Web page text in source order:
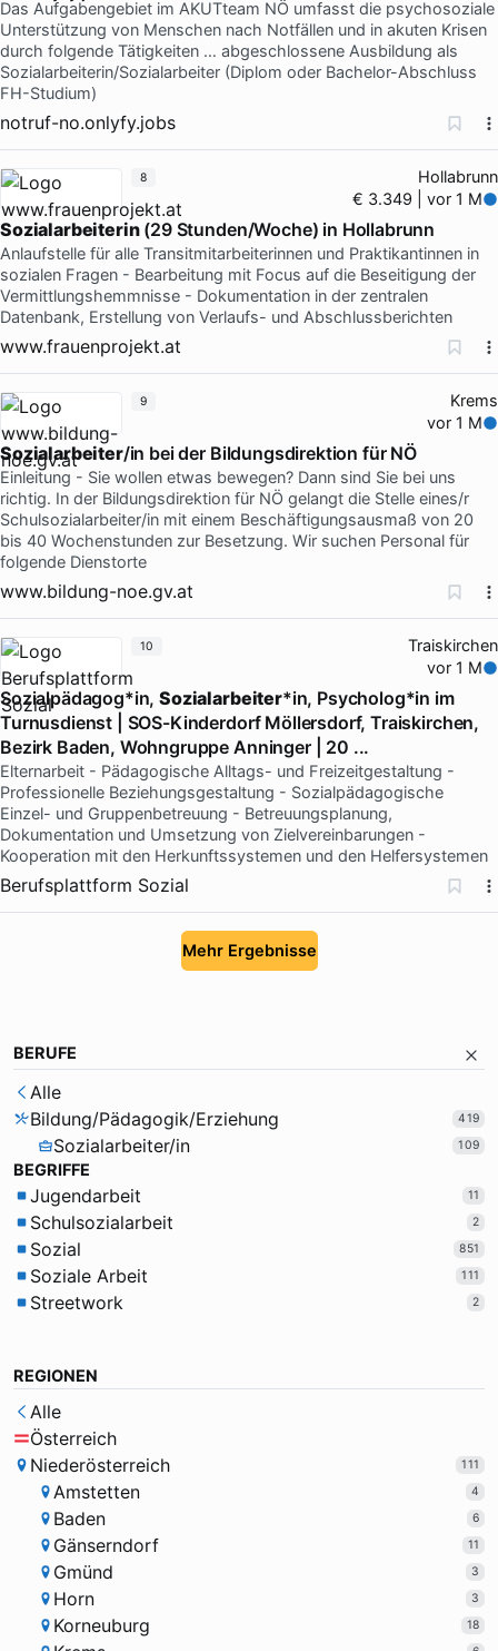
Das Aufgabengebiet im AKUTteam NÖ umfasst die psychosoziale
Unterstützung von Menschen nach Notfällen und in akuten Krisen
durch folgende Tätigkeiten … abgeschlossene Ausbildung als
Sozialarbeiterin/Sozialarbeiter (Diplom oder Bachelor-Abschluss
FH-Studium)
notruf-no.onlyfy.jobs
Hollabrunn
€ 3.349 | vor 1 M
Sozialarbeiterin(29 Stunden/Woche) in Hollabrunn
Anlaufstelle für alle Transitmitarbeiterinnen und Praktikantinnen in
sozialen Fragen - Bearbeitung mit Focus auf die Beseitigung der
Vermittlungshemmnisse - Dokumentation in der zentralen
Datenbank, Erstellung von Verlaufs- und Abschlussberichten
www.frauenprojekt.at
8
Krems
vor 1 M
Sozialarbeiter/in bei der Bildungsdirektion für NÖ
Einleitung - Sie wollen etwas bewegen? Dann sind Sie bei uns
richtig. In der Bildungsdirektion für NÖ gelangt die Stelle eines/r
Schulsozialarbeiter/in mit einem Beschäftigungsausmaß von 20
bis 40 Wochenstunden zur Besetzung. Wir suchen Personal für
folgende Dienstorte
www.bildung-noe.gv.at
9
Traiskirchen
vor 1 M
Sozialpädagog*in,Sozialarbeiter*in, Psycholog*in im
Turnusdienst | SOS-Kinderdorf Möllersdorf, Traiskirchen,
Bezirk Baden, Wohngruppe Anninger | 20 ...
Elternarbeit - Pädagogische Alltags- und Freizeitgestaltung -
Professionelle Beziehungsgestaltung - Sozialpädagogische
Einzel- und Gruppenbetreuung - Betreuungsplanung,
Dokumentation und Umsetzung von Zielvereinbarungen -
Kooperation mit den Herkunftssystemen und den Helfersystemen
Berufsplattform Sozial
10
Mehr Ergebnisse
BERUFE
Alle
Bildung/Pädagogik/Erziehung
419
Sozialarbeiter/in 109
BEGRIFFE
Jugendarbeit 11
Schulsozialarbeit 2
Sozial 851
Soziale Arbeit 111
Streetwork 2
REGIONEN
Alle
Österreich
Niederösterreich
111
Amstetten 4
Baden 6
Gänserndorf 11
Gmünd 3
Horn 3
Korneuburg 18